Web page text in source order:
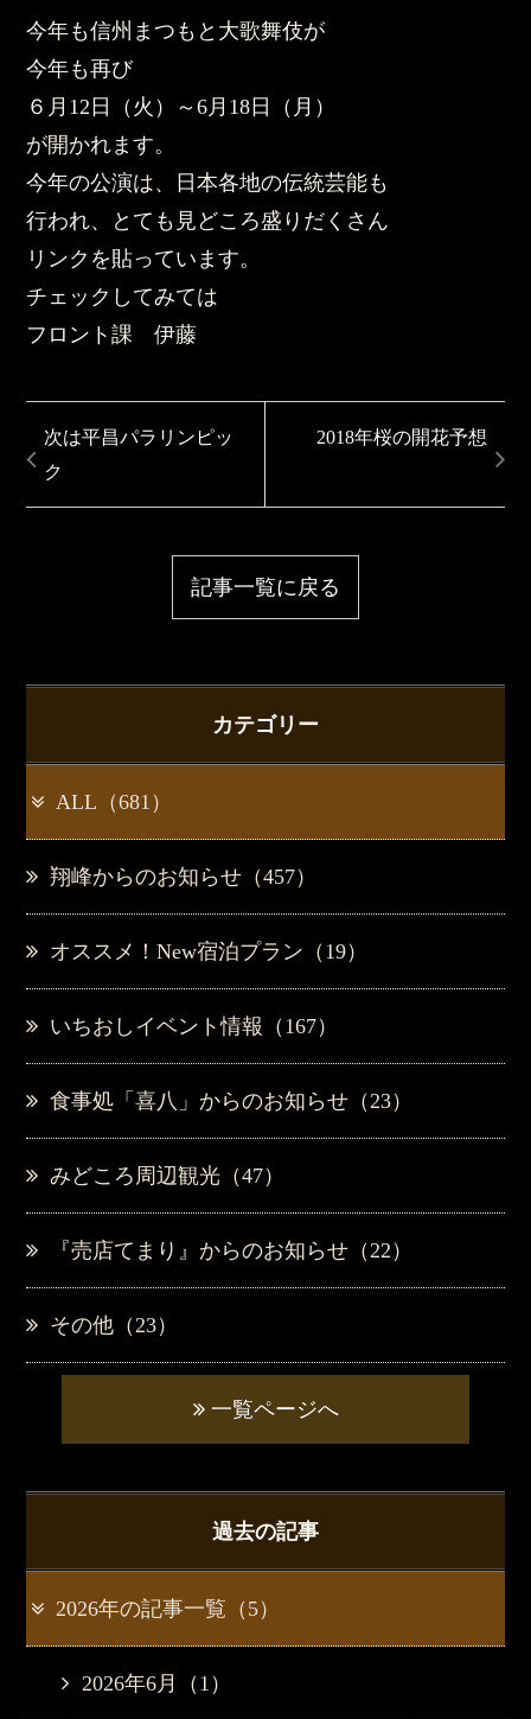
今年も信州まつもと大歌舞伎が
今年も再び
６月12日（火）～6月18日（月）
が開かれます。
今年の公演は、日本各地の伝統芸能も
行われ、とても見どころ盛りだくさん
リンクを貼っています。
チェックしてみては
フロント課 伊藤
次は平昌パラリンピッ
ク
2018年桜の開花予想
記事一覧に戻る
カテゴリー
ALL（681）
翔峰からのお知らせ（457）
オススメ！New宿泊プラン（19）
いちおしイベント情報（167）
食事処「喜八」からのお知らせ（23）
みどころ周辺観光（47）
『売店てまり』からのお知らせ（22）
その他（23）
一覧ページへ
過去の記事
2026年の記事一覧（5）
2026年6月（1）